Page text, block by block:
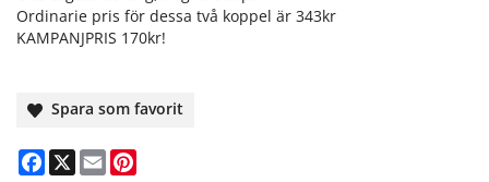
Ordinarie pris för dessa två koppel är 343kr
KAMPANJPRIS 170kr!
Spara som favorit
Facebook
X Email